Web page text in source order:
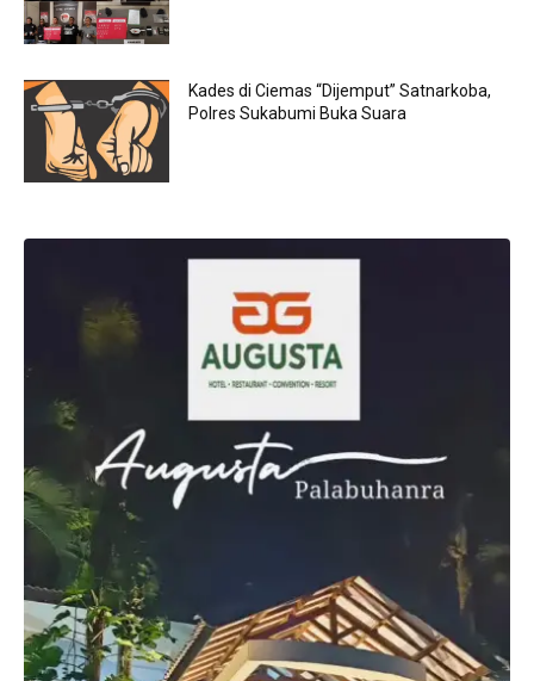
Kades di Ciemas “Dijemput” Satnarkoba,
Polres Sukabumi Buka Suara